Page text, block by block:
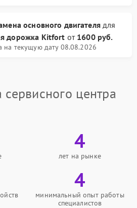
основного двигателядля
дорожка Kitfort от 1600 руб.
на текущую дату 08.08.2026
центра
4
лет на рынке
4
минимальный опыт работы
специалистов